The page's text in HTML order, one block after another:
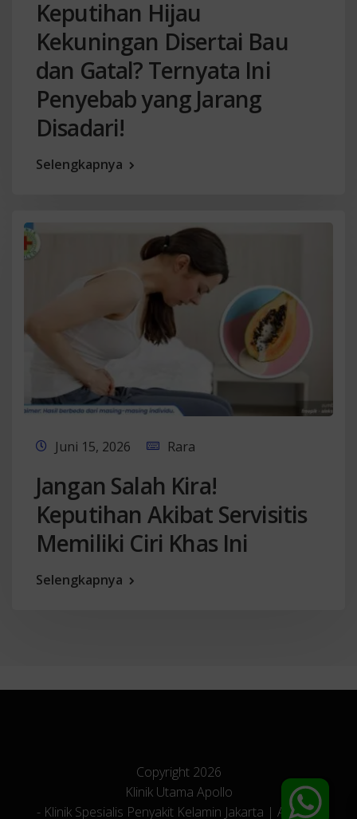
Keputihan Hijau
Kekuningan Disertai Bau
dan Gatal? Ternyata Ini
Penyebab yang Jarang
Disadari!
Selengkapnya
Juni 15, 2026 Rara
Jangan Salah Kira!
Keputihan Akibat Servisitis
Memiliki Ciri Khas Ini
Selengkapnya
Copyright 2026
Klinik Utama Apollo
- Klinik Spesialis Penyakit Kelamin Jakarta | All Right